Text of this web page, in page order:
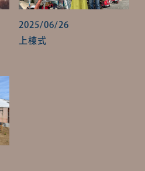
2025/06/26
上棟式